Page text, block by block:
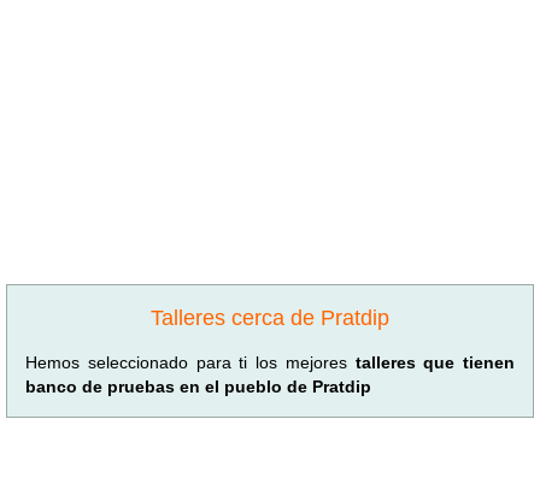
Talleres cerca de Pratdip
Hemos seleccionado para ti los mejores talleres que tienen
banco de pruebas en el pueblo de Pratdip